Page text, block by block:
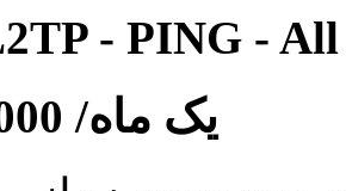
- PING -
یک ماه/